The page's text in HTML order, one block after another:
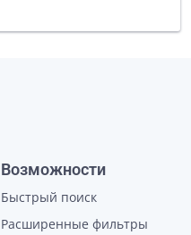
Возможности
Быстрый поиск
Расширенные фильтры